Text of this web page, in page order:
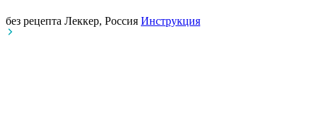
без рецепта Леккер, Россия Инструкция